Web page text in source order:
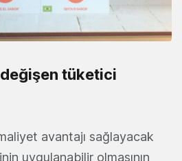
tüketici
avantajı sağlayacak
uygulanabilir olmasının